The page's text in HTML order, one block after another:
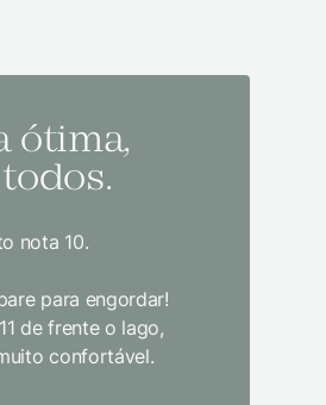
ótima,
nota 10.
para engordar!
de frente o lago,
confortável.